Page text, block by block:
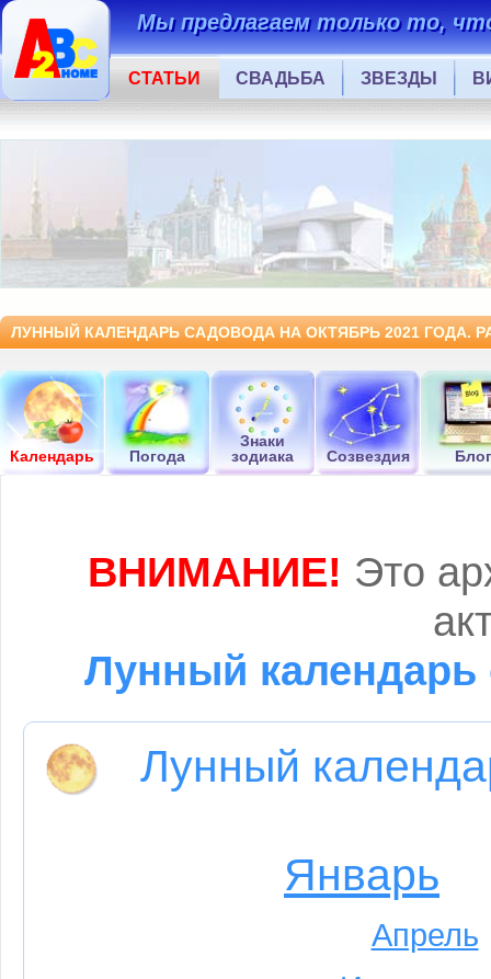
Мы предлагаем только то,
СТАТЬИ СВАДЬБА ЗВЕЗДЫ
ЛУННЫЙ КАЛЕНДАРЬ САДОВОДА НА ОКТЯБРЬ 2021 ГОДА.
Календарь Погода
Знаки
зодиака
Созвездия Блог
ВНИМАНИЕ! Это
Лунный календарь
Лунный
Январь
Апрель